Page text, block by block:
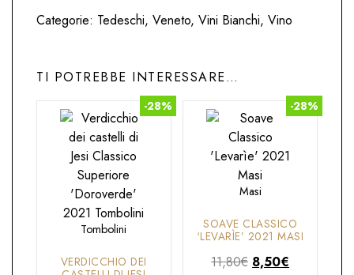
era:
è:
Categorie: Tedeschi, Veneto, Vini Bianchi, Vino
TI POTREBBE INTERESSARE…
-28%
Tombolini
VERDICCHIO DEI
-28%
Masi
SOAVE CLASSICO
‘LEVARÌE’ 2021 MASI
11,80€ Il
8,50€